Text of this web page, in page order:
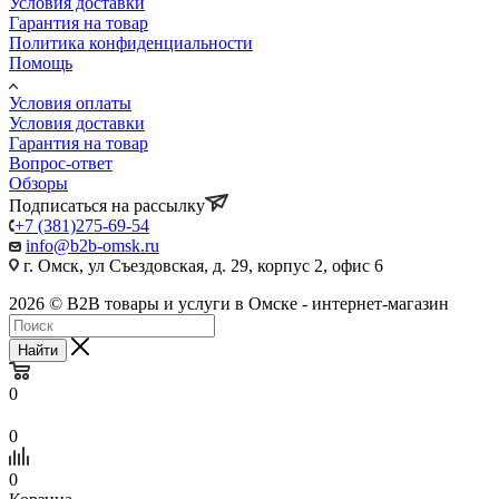
Гарантия на товар
Политика конфиденциальности
Помощь
Условия оплаты
Условия доставки
Гарантия на товар
Вопрос-ответ
Обзоры
Подписаться на рассылку
+7 (381)275-69-54
info@b2b-omsk.ru
г. Омск, ул Съездовская, д. 29, корпус 2, офис 6
2026 © B2B товары и услуги в Омске - интернет-магазин
Найти
0
0
0